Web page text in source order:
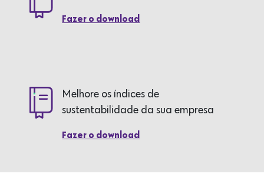
Fazer o download
Melhore os índices de
sustentabilidade da sua empresa
Fazer o download